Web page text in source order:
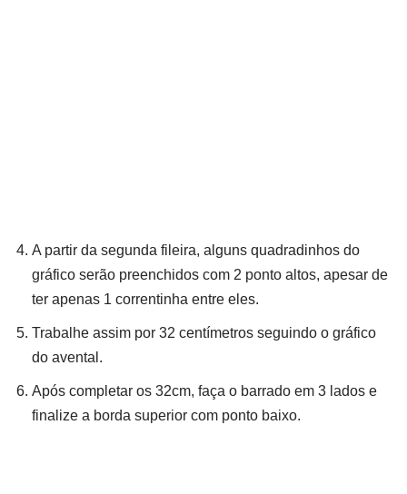
A partir da segunda fileira, alguns quadradinhos do
gráfico serão preenchidos com 2 ponto altos, apesar de
ter apenas 1 correntinha entre eles.
Trabalhe assim por 32 centímetros seguindo o gráfico
do avental.
Após completar os 32cm, faça o barrado em 3 lados e
finalize a borda superior com ponto baixo.